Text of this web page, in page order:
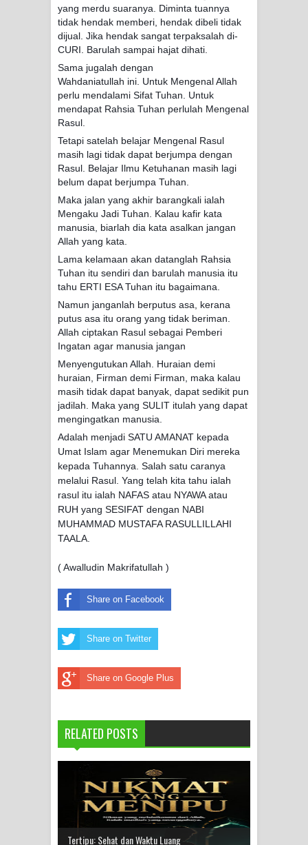
yang merdu suaranya. Diminta tuannya
tidak hendak memberi, hendak dibeli tidak
dijual. Jika hendak sangat terpaksalah di-
CURI. Barulah sampai hajat dihati.
Sama jugalah dengan
Wahdaniatullah ini. Untuk Mengenal Allah
perlu mendalami Sifat Tuhan. Untuk
mendapat Rahsia Tuhan perlulah Mengenal
Rasul.
Tetapi satelah belajar Mengenal Rasul
masih lagi tidak dapat berjumpa dengan
Rasul. Belajar Ilmu Ketuhanan masih lagi
belum dapat berjumpa Tuhan.
Maka jalan yang akhir barangkali ialah
Mengaku Jadi Tuhan. Kalau kafir kata
manusia, biarlah dia kata asalkan jangan
Allah yang kata.
Lama kelamaan akan datanglah Rahsia
Tuhan itu sendiri dan barulah manusia itu
tahu ERTI ESA Tuhan itu bagaimana.
Namun janganlah berputus asa, kerana
putus asa itu orang yang tidak beriman.
Allah ciptakan Rasul sebagai Pemberi
Ingatan agar manusia jangan
Menyengutukan Allah. Huraian demi
huraian, Firman demi Firman, maka kalau
masih tidak dapat banyak, dapat sedikit pun
jadilah. Maka yang SULIT itulah yang dapat
mengingatkan manusia.
Adalah menjadi SATU AMANAT kepada
Umat Islam agar Menemukan Diri mereka
kepada Tuhannya. Salah satu caranya
melalui Rasul. Yang telah kita tahu ialah
rasul itu ialah NAFAS atau NYAWA atau
RUH yang SESIFAT dengan NABI
MUHAMMAD MUSTAFA RASULLILLAHI
TAALA.
( Awalludin Makrifatullah )
Share on Facebook
Share on Twitter
Share on Google Plus
RELATED POSTS
Tertipu: Sehat dan Waktu Luang